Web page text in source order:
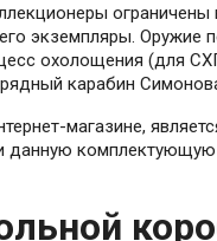
экземпляры. Оружие
охолощения (для
карабин
магазине,
данную комплектующую